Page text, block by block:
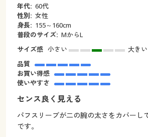
年代: 60代
性別: 女性
身長: 155～160cm
普段のサイズ: МからL
サイズ感 小さい
大きい
品質
お買い得感
使いやすさ
センス良く見える
パフスリーブが二の腕の太さをカバーし
です。